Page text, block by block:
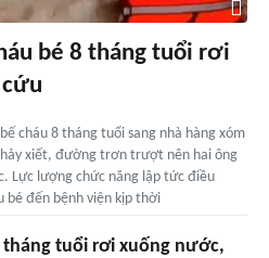
bé 8 tháng tuổi rơi
cháu 8 tháng tuổi sang nhà hàng xóm
xiết, đường trơn trượt nên hai ông
Lực lượng chức năng lập tức điều
đến bệnh viện kịp thời
tháng tuổi rơi xuống nước,